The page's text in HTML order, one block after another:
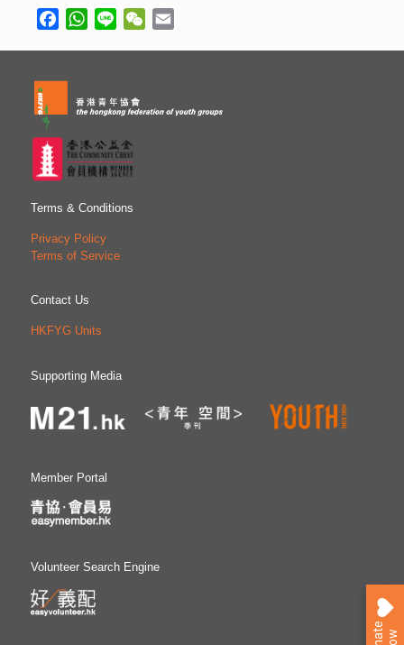
FacebookWhatsApp
Line WeChat
Terms & Conditions
Privacy Policy
Terms of Service
Contact Us
HKFYG Units
Supporting Media
Member Portal
Volunteer Search Engine